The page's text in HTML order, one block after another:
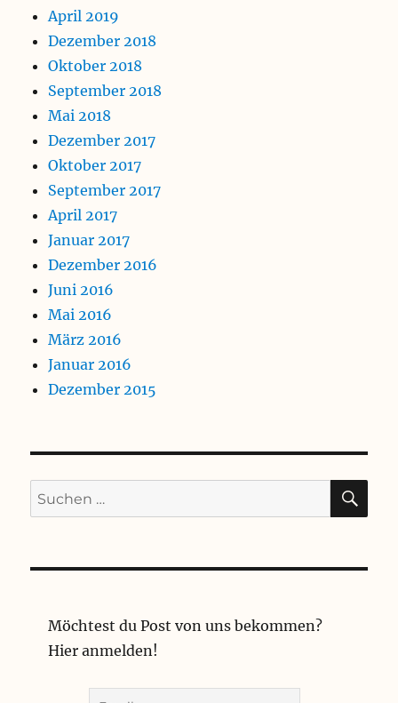
April 2019
Dezember 2018
Oktober 2018
September 2018
Mai 2018
Dezember 2017
Oktober 2017
September 2017
April 2017
Januar 2017
Dezember 2016
Juni 2016
Mai 2016
März 2016
Januar 2016
Dezember 2015
Suchen
nach:
Möchtest du Post von uns bekommen?
Hier anmelden!